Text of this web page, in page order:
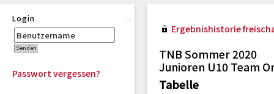
Login
Passwort vergessen?
Ergebnishistorie
TNB Sommer 2020
Junioren U10 Team
Tabelle